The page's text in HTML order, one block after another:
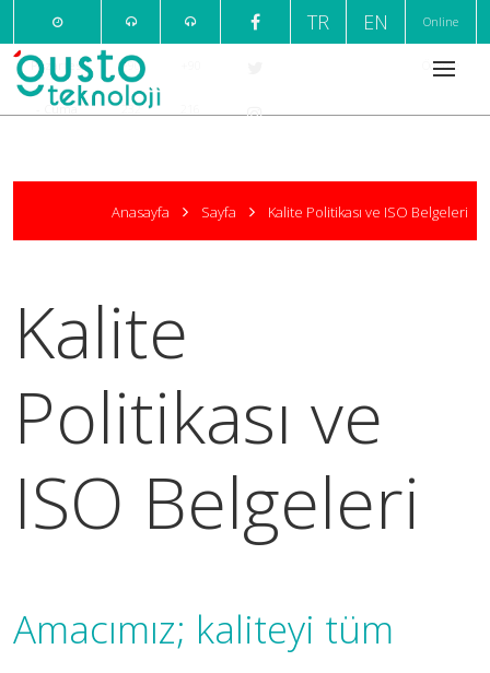
Pazartesi
- Cuma
+90
232
999 666
TR EN Online
Ödeme
Anasayfa Sayfa Kalite Politikası ve ISO Belgeleri
Kalite
Politikası ve
ISO Belgeleri
Amacımız; kaliteyi tüm